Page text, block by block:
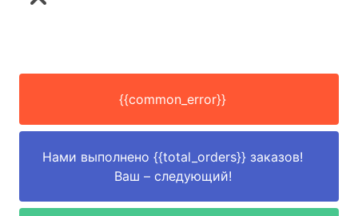
{{common_error}}
Нами выполнено {{total_orders}} заказов!
Ваш – следующий!